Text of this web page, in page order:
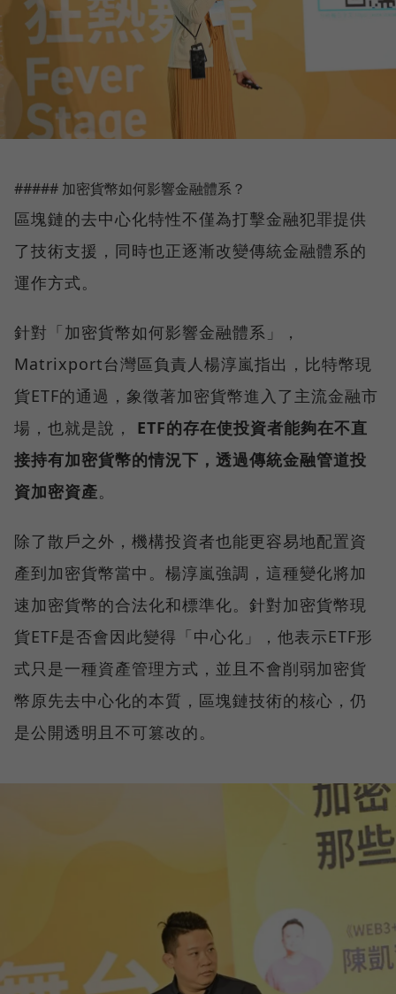
##### 加密貨幣如何影響金融體系？
區塊鏈的去中心化特性不僅為打擊金融犯罪提供
了技術支援，同時也正逐漸改變傳統金融體系的
運作方式。
針對「加密貨幣如何影響金融體系」，
Matrixport台灣區負責人楊淳嵐指出，比特幣現
貨ETF的通過，象徵著加密貨幣進入了主流金融市
場，也就是說， ETF的存在使投資者能夠在不直
接持有加密貨幣的情況下，透過傳統金融管道投
資加密資產。
除了散戶之外，機構投資者也能更容易地配置資
產到加密貨幣當中。楊淳嵐強調，這種變化將加
速加密貨幣的合法化和標準化。針對加密貨幣現
貨ETF是否會因此變得「中心化」，他表示ETF形
式只是一種資產管理方式，並且不會削弱加密貨
幣原先去中心化的本質，區塊鏈技術的核心，仍
是公開透明且不可篡改的。